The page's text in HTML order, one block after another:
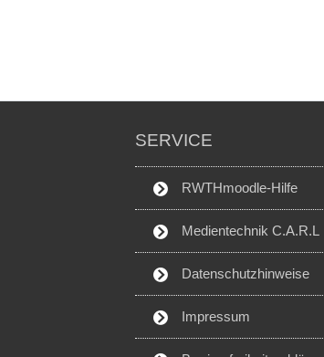
SERVICE
RWTHmoodle-Hilfe
Medientechnik C.A.R.L
Datenschutzhinweise
Impressum